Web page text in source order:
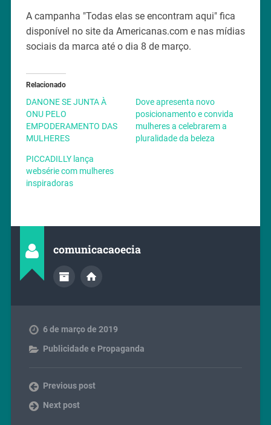
A campanha "Todas elas se encontram aqui" fica
disponível no site da Americanas.com e nas mídias
sociais da marca até o dia 8 de março.
Relacionado
DANONE SE JUNTA À
ONU PELO
EMPODERAMENTO DAS
MULHERES
Dove apresenta novo
posicionamento e convida
mulheres a celebrarem a
pluralidade da beleza
PICCADILLY lança
websérie com mulheres
inspiradoras
comunicacaoecia
6 de março de 2019
Publicidade e Propaganda
Previous post
Next post